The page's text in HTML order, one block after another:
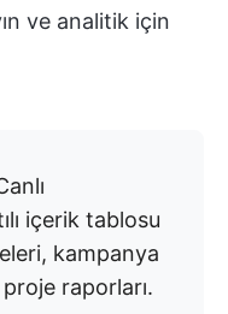
ve analitik için
içerik tablosu
kampanya
raporları.